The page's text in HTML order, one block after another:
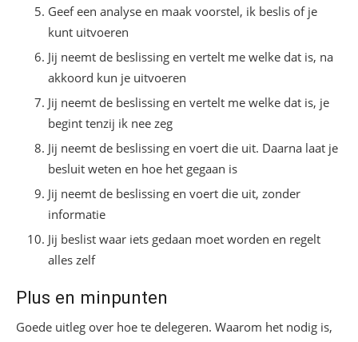
Geef een analyse en maak voorstel, ik beslis of je
kunt uitvoeren
Jij neemt de beslissing en vertelt me welke dat is, na
akkoord kun je uitvoeren
Jij neemt de beslissing en vertelt me welke dat is, je
begint tenzij ik nee zeg
Jij neemt de beslissing en voert die uit. Daarna laat je
besluit weten en hoe het gegaan is
Jij neemt de beslissing en voert die uit, zonder
informatie
Jij beslist waar iets gedaan moet worden en regelt
alles zelf
Plus en minpunten
Goede uitleg over hoe te delegeren. Waarom het nodig is,